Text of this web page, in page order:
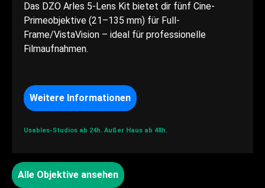
Das DZO Arles 5-Lens Kit bietet dir fünf Cine-
Primeobjektive (21–135 mm) für Full-
Frame/VistaVision – ideal für professionelle
Filmaufnahmen.
Weitere Informationen
Usables-Studios ab 24h. Außer Haus ab 48h.
Alle Objektive ansehen